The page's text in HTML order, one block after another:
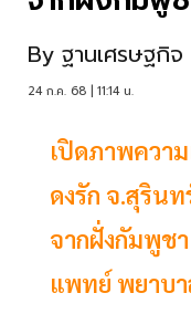
By ฐานเศรษฐกิจ
24 ก.ค. 68 | 11:14 น.
เปิดภาพควา
ดงรัก จ.สุริน
จากฝั่งกัมพูช
แพทย์ พยาบ